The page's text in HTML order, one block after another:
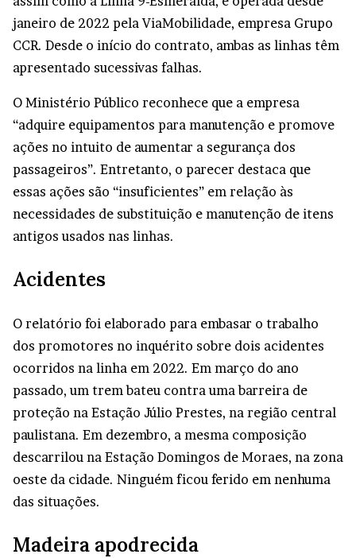
janeiro de 2022 pela ViaMobilidade, empresa Grupo
CCR. Desde o início do contrato, ambas as linhas têm
apresentado sucessivas falhas.
O Ministério Público reconhece que a empresa
“adquire equipamentos para manutenção e promove
ações no intuito de aumentar a segurança dos
passageiros”. Entretanto, o parecer destaca que
essas ações são “insuficientes” em relação às
necessidades de substituição e manutenção de itens
antigos usados nas linhas.
Acidentes
O relatório foi elaborado para embasar o trabalho
dos promotores no inquérito sobre dois acidentes
ocorridos na linha em 2022. Em março do ano
passado, um trem bateu contra uma barreira de
proteção na Estação Júlio Prestes, na região central
paulistana. Em dezembro, a mesma composição
descarrilou na Estação Domingos de Moraes, na zona
oeste da cidade. Ninguém ficou ferido em nenhuma
das situações.
Madeira apodrecida